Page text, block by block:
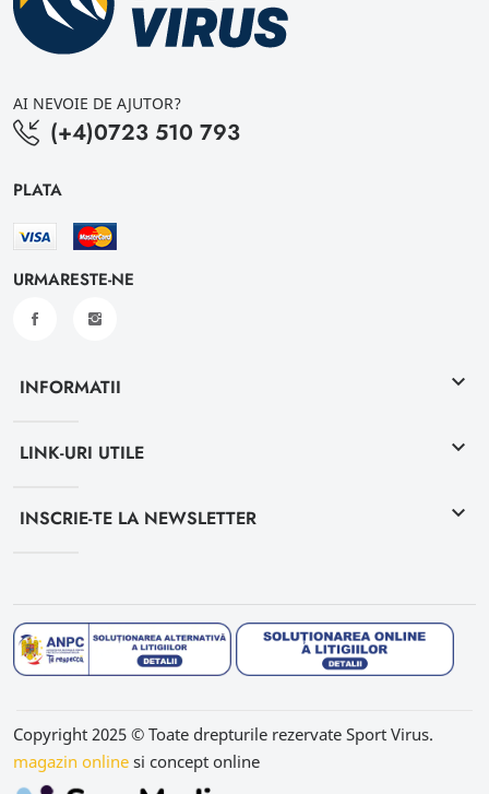
AI NEVOIE DE AJUTOR?
(+4)0723 510 793
PLATA
URMARESTE-NE
INFORMATII keyboard_arrow_down
LINK-URI UTILE keyboard_arrow_down
INSCRIE-TE LA NEWSLETTER keyboard_arrow_down
Copyright 2025 © Toate drepturile rezervate Sport Virus.
magazin online si concept online